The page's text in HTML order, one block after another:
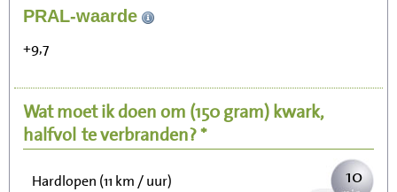
PRAL-waarde
+9,7
Wat moet ik doen om (150 gram)kwark,
halfvol te verbranden? *
Zitten, tv kijken
Wandelen (5 km/uur)
Hardlopen (11 km / uur) 10